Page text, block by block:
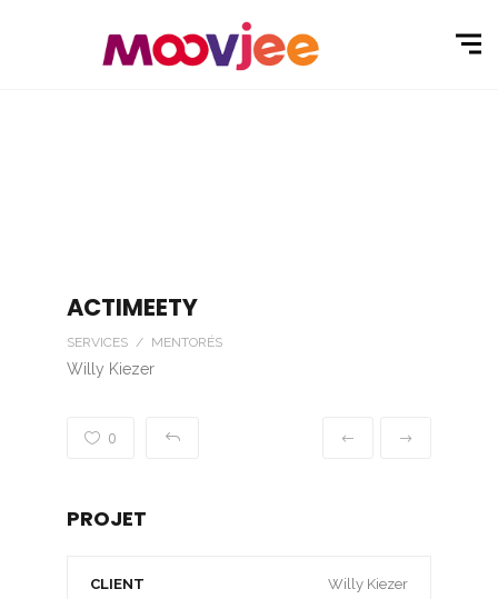
ACTIMEETY
SERVICES / MENTORÉS
Willy Kiezer
0
PROJET
CLIENT Willy Kiezer